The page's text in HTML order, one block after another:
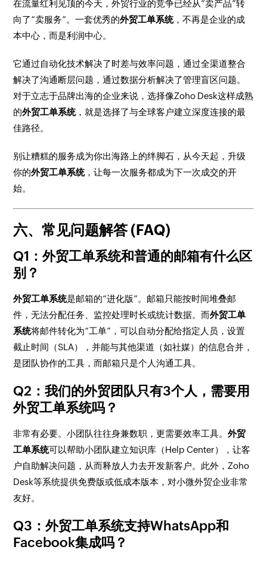
在流量红利见顶的今天，外贸行业的竞争已经从“卖产品”转
向了“卖服务”。一套优秀的外贸工单系统，不再是企业的成
本中心，而是利润中心。
它通过自动化技术解决了时差与效率问题，通过全渠道整合
解决了沟通断层问题，通过数据分析解决了管理盲区问题。
对于立志于品牌出海的企业来说，选择像Zoho Desk这样成熟
的外贸工单系统，就是选择了与全球客户建立深度连接的最
佳路径。
别让糟糕的服务成为你出海路上的绊脚石，从今天起，升级
你的外贸工单系统，让每一次服务都成为下一次成交的开
始。
六、常见问题解答 (FAQ)
Q1：外贸工单系统和普通的邮箱有什么区
别？
外贸工单系统是邮箱的“进化版”。邮箱只能按时间堆叠邮
件，无法分配任务、监控处理时长或统计数据。而外贸工单
系统将邮件转化为“工单”，可以自动分配给指定人员，设置
截止时间（SLA），并能与其他渠道（如社媒）的信息合并，
是团队协作的工具，而邮箱只是个人沟通工具。
Q2：我们的外贸团队只有3个人，需要用
外贸工单系统吗？
非常有必要。小团队往往身兼数职，更需要效率工具。外贸
工单系统可以帮助小团队建立知识库（Help Center），让客
户自助解决问题，从而释放人力去开发新客户。此外，Zoho
Desk等系统提供免费版或低成本版本，对小微外贸企业非常
友好。
Q3：外贸工单系统支持WhatsApp和
Facebook集成吗？